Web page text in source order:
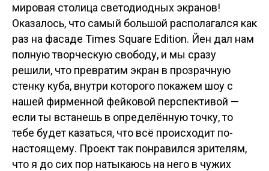
мировая столица светодиодных экранов!
Оказалось, что самый большой располагался как
раз на фасаде Times Square Edition. Йен дал нам
полную творческую свободу, и мы сразу
решили, что превратим экран в прозрачную
стенку куба, внутри которого покажем шоу с
нашей фирменной фейковой перспективой —
если ты встанешь в определённую точку, то
тебе будет казаться, что всё происходит по-
настоящему. Проект так понравился зрителям,
что я до сих пор натыкаюсь на него в чужих